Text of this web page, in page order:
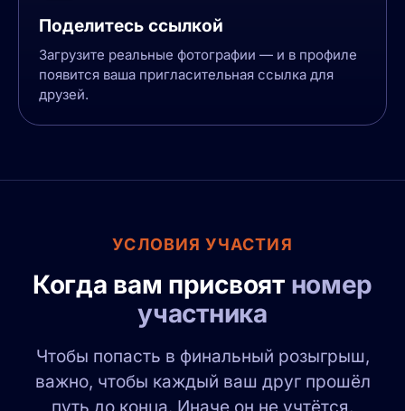
Поделитесь ссылкой
Загрузите реальные фотографии — и в профиле
появится ваша пригласительная ссылка для
друзей.
УСЛОВИЯ УЧАСТИЯ
Когда вам присвоят номер
участника
Чтобы попасть в финальный розыгрыш,
важно, чтобы каждый ваш друг прошёл